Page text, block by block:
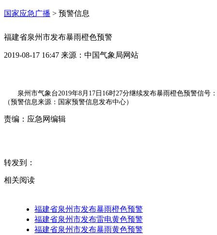
国家应急广播 > 预警信息
福建省泉州市发布暴雨橙色预警
2019-08-17 16:47 来源： 中国气象局网站
泉州市气象台2019年8月17日16时27分继续发布暴雨橙色预警信
（预警信息来源：国家预警信息发布中心）
责编： 应急网编辑
转发到：
相关阅读
福建省泉州市发布暴雨橙色预警
福建省泉州市发布雷电黄色预警
福建省泉州市发布暴雨黄色预警